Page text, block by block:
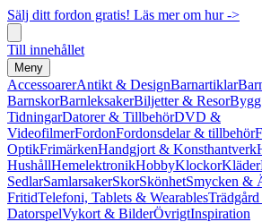
Sälj ditt fordon gratis! Läs mer om hur ->
Till innehållet
Meny
AccessoarerAntikt & DesignBarnartiklar
BarnskorBarnleksakerBiljetter & Resor
TidningarDatorer & TillbehörDVD &
VideofilmerFordonFordonsdelar & tillbehör
OptikFrimärkenHandgjort & Konsthantverk
HushållHemelektronikHobbyKlockorKläder
SedlarSamlarsakerSkorSkönhetSmycken &
FritidTelefoni, Tablets & Wearables
DatorspelVykort & BilderÖvrigtInspiration